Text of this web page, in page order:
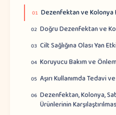
01 Dezenfektan ve Kolonya
02 Doğru Dezenfektan ve
03 Cilt Sağlığına Olası Yan
04 Koruyucu Bakım ve
05 Aşırı Kullanımda Tedavi
06 Dezenfektan, Kolonya,
Ürünlerinin